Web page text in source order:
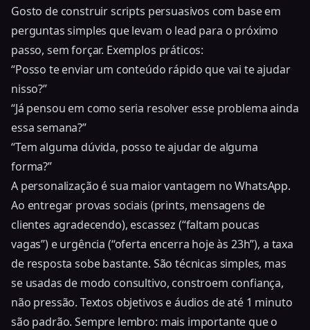
Gosto de construir scripts persuasivos com base em
perguntas simples que levam o lead para o próximo
passo, sem forçar. Exemplos práticos:
“Posso te enviar um conteúdo rápido que vai te ajudar
nisso?”
“Já pensou em como seria resolver esse problema ainda
essa semana?”
“Tem alguma dúvida, posso te ajudar de alguma
forma?”
A personalização é sua maior vantagem no WhatsApp.
Ao entregar provas sociais (prints, mensagens de
clientes agradecendo), escassez (“faltam poucas
vagas”) e urgência (“oferta encerra hoje às 23h”), a taxa
de resposta sobe bastante. São técnicas simples, mas
se usadas de modo consultivo, constroem confiança,
não pressão. Textos objetivos e áudios de até 1 minuto
são padrão. Sempre lembro: mais importante que o